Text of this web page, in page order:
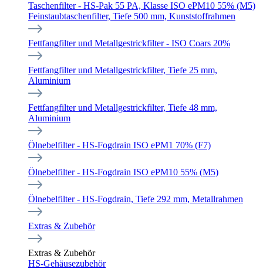
Taschenfilter - HS-Pak 55 PA, Klasse ISO ePM10 55% (M5)
Feinstaubtaschenfilter, Tiefe 500 mm, Kunststoffrahmen
Fettfangfilter und Metallgestrickfilter - ISO Coars 20%
Fettfangfilter und Metallgestrickfilter, Tiefe 25 mm,
Aluminium
Fettfangfilter und Metallgestrickfilter, Tiefe 48 mm,
Aluminium
Ölnebelfilter - HS-Fogdrain ISO ePM1 70% (F7)
Ölnebelfilter - HS-Fogdrain ISO ePM10 55% (M5)
Ölnebelfilter - HS-Fogdrain, Tiefe 292 mm, Metallrahmen
Extras & Zubehör
Extras & Zubehör
HS-Gehäusezubehör